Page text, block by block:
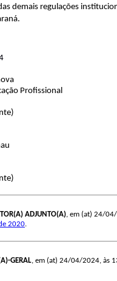
demais regulações
Profissional
ADJUNTO(A), em (at) 24/
2020.
GERAL, em (at) 24/04/2024, às